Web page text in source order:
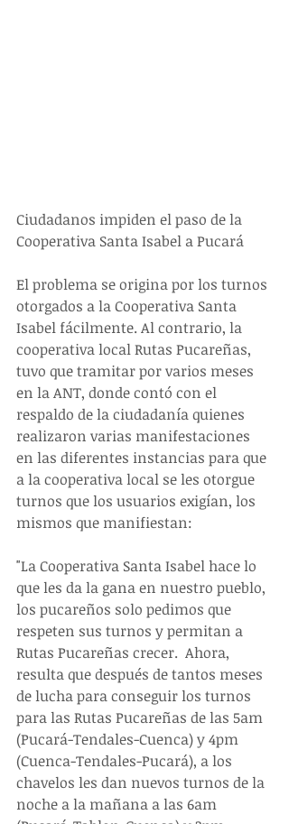
Ciudadanos impiden el paso de la
Cooperativa Santa Isabel a Pucará
El problema se origina por los turnos
otorgados a la Cooperativa Santa
Isabel fácilmente. Al contrario, la
cooperativa local Rutas Pucareñas,
tuvo que tramitar por varios meses
en la ANT, donde contó con el
respaldo de la ciudadanía quienes
realizaron varias manifestaciones
en las diferentes instancias para que
a la cooperativa local se les otorgue
turnos que los usuarios exigían, los
mismos que manifiestan:
"La Cooperativa Santa Isabel hace lo
que les da la gana en nuestro pueblo,
los pucareños solo pedimos que
respeten sus turnos y permitan a
Rutas Pucareñas crecer.  Ahora,
resulta que después de tantos meses
de lucha para conseguir los turnos
para las Rutas Pucareñas de las 5am
(Pucará-Tendales-Cuenca) y 4pm
(Cuenca-Tendales-Pucará), a los
chavelos les dan nuevos turnos de la
noche a la mañana a las 6am